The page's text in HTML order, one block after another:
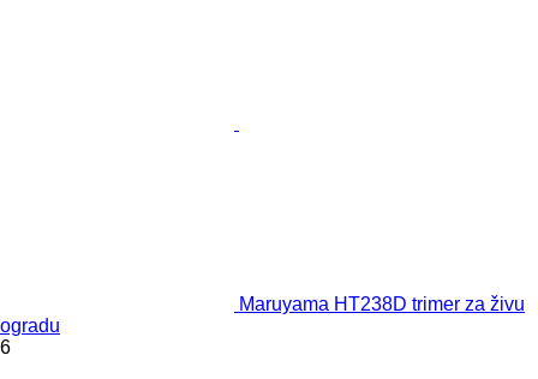
Maruyama HT238D trimer za živu
ogradu
6